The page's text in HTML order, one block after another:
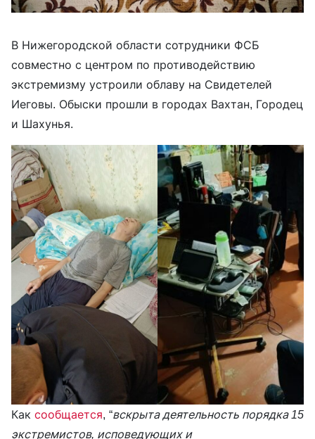
В Нижегородской области сотрудники ФСБ
совместно с центром по противодействию
экстремизму устроили облаву на Свидетелей
Иеговы. Обыски прошли в городах Вахтан, Городец
и Шахунья.
Как сообщается, “вскрыта деятельность порядка 15
экстремистов, исповедующих и